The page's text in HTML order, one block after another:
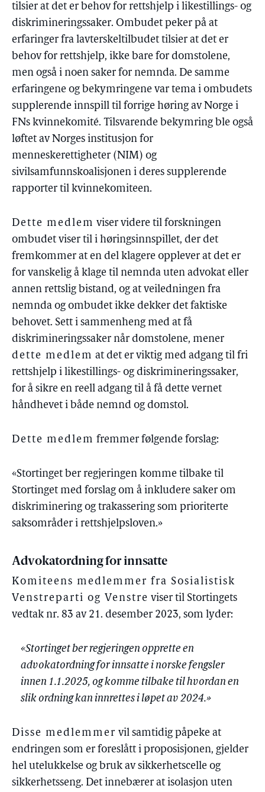
tilsier at det er behov for rettshjelp i likestillings- og
diskrimineringssaker. Ombudet peker på at
erfaringer fra lavterskeltilbudet tilsier at det er
behov for rettshjelp, ikke bare for domstolene,
men også i noen saker for nemnda. De samme
erfaringene og bekymringene var tema i ombudets
supplerende innspill til forrige høring av Norge i
FNs kvinnekomité. Tilsvarende bekymring ble også
løftet av Norges institusjon for
menneskerettigheter (NIM) og
sivilsamfunnskoalisjonen i deres supplerende
rapporter til kvinnekomiteen.
Dette medlem viser videre til forskningen
ombudet viser til i høringsinnspillet, der det
fremkommer at en del klagere opplever at det er
for vanskelig å klage til nemnda uten advokat eller
annen rettslig bistand, og at veiledningen fra
nemnda og ombudet ikke dekker det faktiske
behovet. Sett i sammenheng med at få
diskrimineringssaker når domstolene, mener
dette medlem at det er viktig med adgang til fri
rettshjelp i likestillings- og diskrimineringssaker,
for å sikre en reell adgang til å få dette vernet
håndhevet i både nemnd og domstol.
Dette medlem fremmer følgende forslag:
«Stortinget ber regjeringen komme tilbake til
Stortinget med forslag om å inkludere saker om
diskriminering og trakassering som prioriterte
saksområder i rettshjelpsloven.»
Advokatordning for innsatte
Komiteens medlemmer fra Sosialistisk
Venstreparti og Venstre viser til Stortingets
vedtak nr. 83 av 21. desember 2023, som lyder:
«Stortinget ber regjeringen opprette en
advokatordning for innsatte i norske fengsler
innen 1.1.2025, og komme tilbake til hvordan en
slik ordning kan innrettes i løpet av 2024.»
Disse medlemmer vil samtidig påpeke at
endringen som er foreslått i proposisjonen, gjelder
hel utelukkelse og bruk av sikkerhetscelle og
sikkerhetsseng. Det innebærer at isolasjon uten